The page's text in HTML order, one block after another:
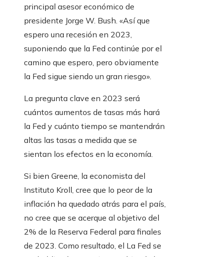
principal asesor económico de
presidente Jorge W. Bush. «Así que
espero una recesión en 2023,
suponiendo que la Fed continúe por el
camino que espero, pero obviamente
la Fed sigue siendo un gran riesgo».
La pregunta clave en 2023 será
cuántos aumentos de tasas más hará
la Fed y cuánto tiempo se mantendrán
altas las tasas a medida que se
sientan los efectos en la economía.
Si bien Greene, la economista del
Instituto Kroll, cree que lo peor de la
inflación ha quedado atrás para el país,
no cree que se acerque al objetivo del
2% de la Reserva Federal para finales
de 2023. Como resultado, el La Fed se